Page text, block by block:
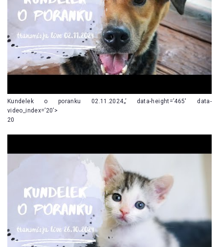
Kundelek o poranku 02.11.2024„’ data-height=’465′ data-
video_index=’20’>
20